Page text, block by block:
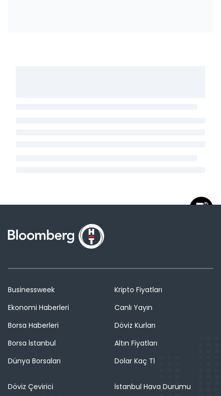
Businessweek
Ekonomi Haberleri
Borsa Haberleri
Borsa İstanbul
Dünya Borsaları
Kripto Fiyatları
Canlı Yayın
Döviz Kurları
Altın Fiyatları
Dolar Kaç Tl
Döviz Çevirici
İstanbul Hava Durumu